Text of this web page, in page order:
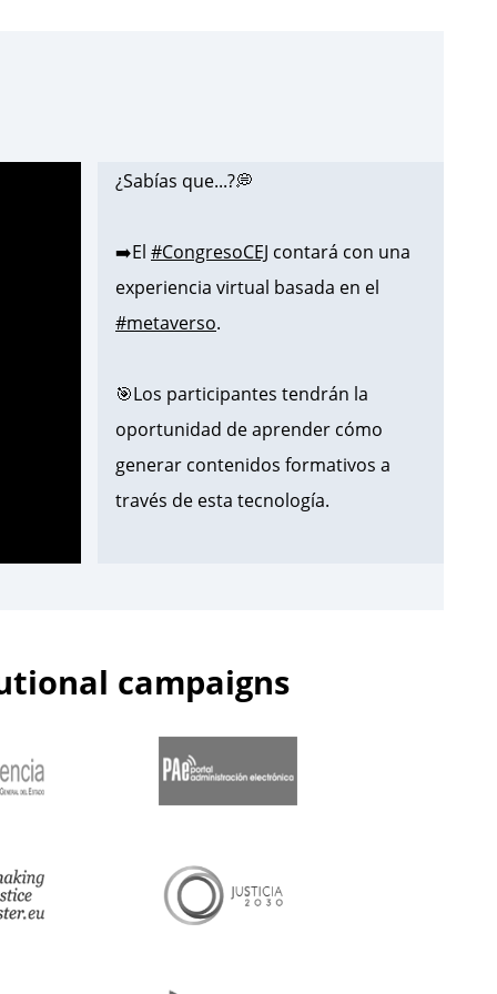
¿Sabías que...?💭
➡️El #CongresoCEJ contará con una
experiencia virtual basada en el
#metaverso.
🎯Los participantes tendrán la
oportunidad de aprender cómo
generar contenidos formativos a
través de esta tecnología.
— Centro de Estudios Jurídicos
(@cejmjusticia)June 13, 2023
📌Inicia en el#CEJla segunda edición
para la@guardiacivil
campaigns